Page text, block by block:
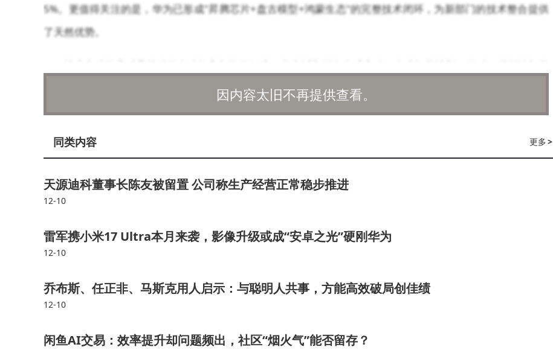
5%。更值得关注的是，华为已形成"昇腾芯片+盘古模型+鸿蒙生态"的完整技术闭环，为新部门的技术整合提供
了天然优势。
术影响力作为核心筛选标准。公司承诺为顶尖人才配备顶级算力资源，并提供与全球科学家协作的创新环境。数
技术研发提供了坚实保障。
券合规服务、气象预测、能源调度等关键领域。基础大模型部的成立将加速技术迭代，为这些应用场景注入更强
降低行业创新门槛，推动AI技术普惠化进程。
因内容太旧不再提供查看。
更多>
同类内容
天源迪科董事长陈友被留置 公司称生产经营正常稳步推进
12-10
雷军携小米17 Ultra本月来袭，影像升级或成“安卓之光”硬刚华为
12-10
乔布斯、任正非、马斯克用人启示：与聪明人共事，方能高效破局创佳绩
12-10
闲鱼AI交易：效率提升却问题频出，社区“烟火气”能否留存？